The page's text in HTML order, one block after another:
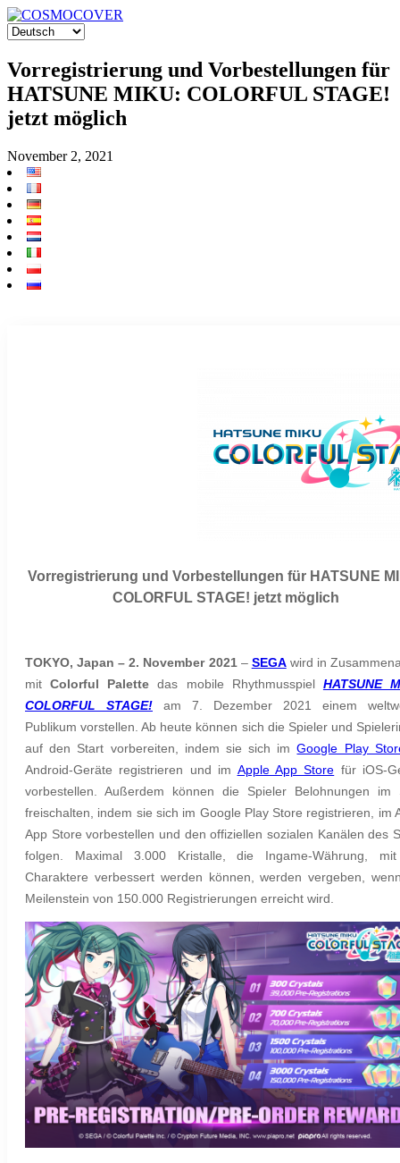
Vorregistrierung und Vorbestellungen für
HATSUNE MIKU: COLORFUL STAGE!
jetzt möglich
November 2, 2021
Vorregistrierung und Vorbestellungen für HATSUNE
COLORFUL STAGE! jetzt möglich
TOKYO, Japan – 2. November 2021– SEGAwird in
mitColorful Palette das mobile Rhythmusspiel HATSUNE
COLORFUL STAGE! am 7. Dezember 2021 einem
Publikum vorstellen. Ab heute können sich die Spieler und
auf den Start vorbereiten, indem sie sich imGoogle Play
Android-Geräte registrieren und im Apple App Store für iOS-
vorbestellen. Außerdem können die Spieler Belohnungen im
freischalten, indem sie sich im Google Play Store registrieren, im
App Store vorbestellen und den offiziellen sozialen Kanälen des
folgen. Maximal 3.000 Kristalle, die Ingame-Währung,
Charaktere verbessert werden können, werden vergeben,
Meilenstein von 150.000 Registrierungen erreicht wird.